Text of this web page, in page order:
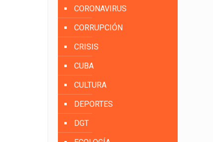
CORONAVIRUS
CORRUPCIÓN
CRISIS
CUBA
CULTURA
DEPORTES
DGT